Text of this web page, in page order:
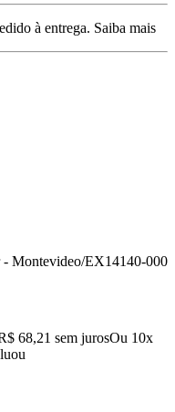
à entrega. Saiba mais
- Montevideo/EX14140-000
68,21 sem jurosOu 10x
ou